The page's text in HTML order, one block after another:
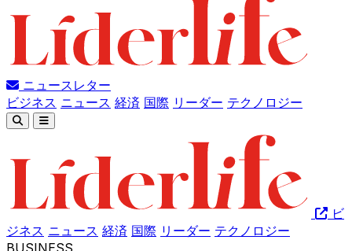
ニュースレター
ビジネス ニュース 経済 国際 リーダー テクノロジー
ビ
ジネス ニュース 経済 国際 リーダー テクノロジー
BUSINESS